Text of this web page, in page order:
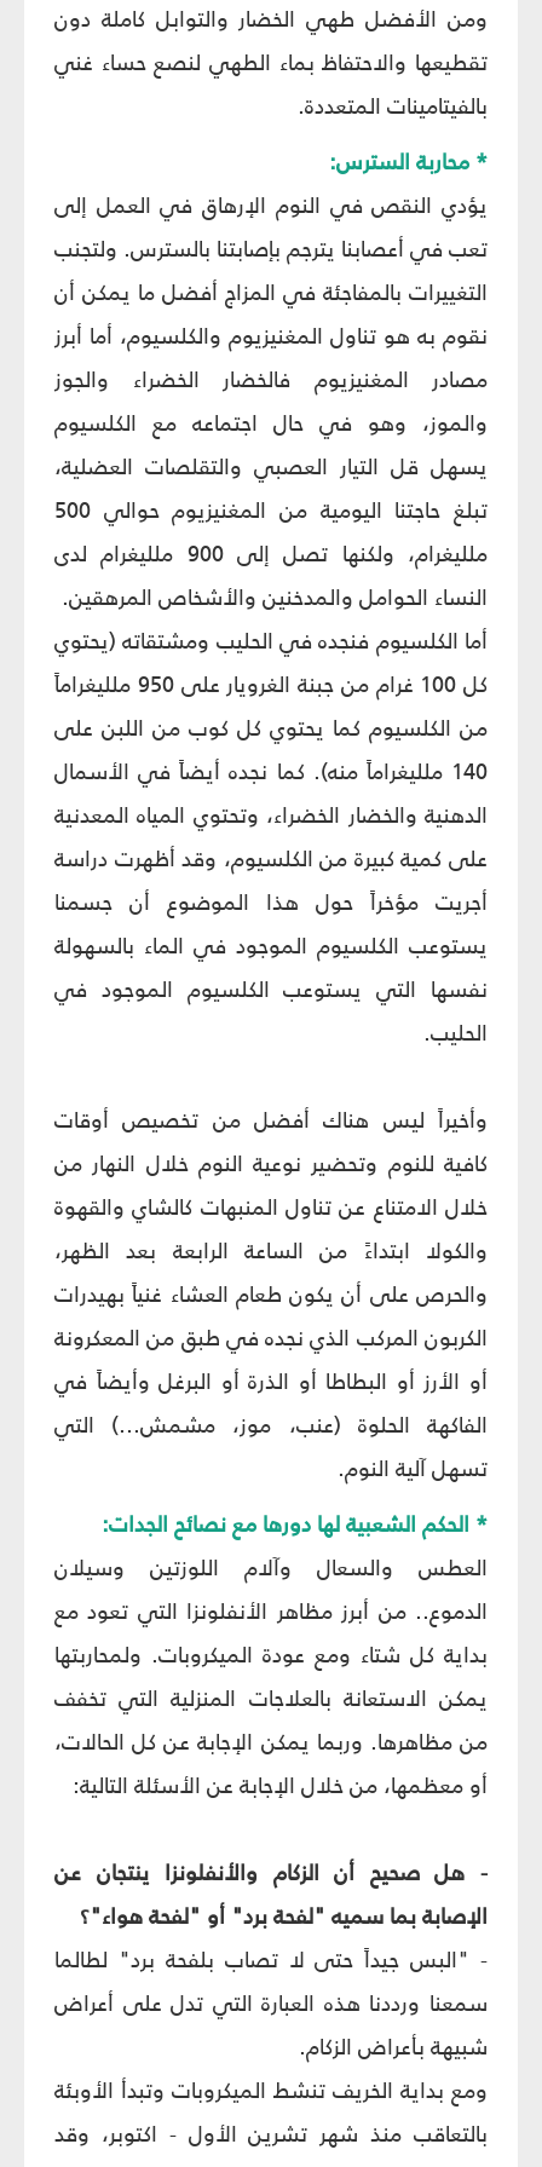
ومن الأفضل طهي الخضار والتوابل كاملة دون
تقطيعها والاحتفاظ بماء الطهي لنصع حساء غني
بالفيتامينات المتعددة.
* محاربة السترس:
يؤدي النقص في النوم الإرهاق في العمل إلى
تعب في أعصابنا يترجم بإصابتنا بالسترس. ولتجنب
التغييرات بالمفاجئة في المزاج أفضل ما يمكن أن
نقوم به هو تناول المغنيزيوم والكلسيوم، أما أبرز
مصادر المغنيزيوم فالخضار الخضراء والجوز
والموز، وهو في حال اجتماعه مع الكلسيوم
يسهل قل التيار العصبي والتقلصات العضلية،
تبلغ حاجتنا اليومية من المغنيزيوم حوالي 500
ملليغرام، ولكنها تصل إلى 900 ملليغرام لدى
النساء الحوامل والمدخنين والأشخاص المرهقين.
أما الكلسيوم فنجده في الحليب ومشتقاته (يحتوي
كل 100 غرام من جبنة الغرويار على 950 ملليغراماً
من الكلسيوم كما يحتوي كل كوب من اللبن على
140 ملليغراماً منه). كما نجده أيضاً في الأسمال
الدهنية والخضار الخضراء، وتحتوي المياه المعدنية
على كمية كبيرة من الكلسيوم، وقد أظهرت دراسة
أجريت مؤخراً حول هذا الموضوع أن جسمنا
يستوعب الكلسيوم الموجود في الماء بالسهولة
نفسها التي يستوعب الكلسيوم الموجود في
الحليب.
وأخيراً ليس هناك أفضل من تخصيص أوقات
كافية للنوم وتحضير نوعية النوم خلال النهار من
خلال الامتناع عن تناول المنبهات كالشاي والقهوة
والكولا ابتداءً من الساعة الرابعة بعد الظهر،
والحرص على أن يكون طعام العشاء غنياً بهيدرات
الكربون المركب الذي نجده في طبق من المعكرونة
أو الأرز أو البطاطا أو الذرة أو البرغل وأيضاً في
الفاكهة الحلوة (عنب، موز، مشمش...) التي
تسهل آلية النوم.
* الحكم الشعبية لها دورها مع نصائح الجدات:
العطس والسعال وآلام اللوزتين وسيلان
الدموع.. من أبرز مظاهر الأنفلونزا التي تعود مع
بداية كل شتاء ومع عودة الميكروبات. ولمحاربتها
يمكن الاستعانة بالعلاجات المنزلية التي تخفف
من مظاهرها. وربما يمكن الإجابة عن كل الحالات،
أو معظمها، من خلال الإجابة عن الأسئلة التالية:
- هل صحيح أن الزكام والأنفلونزا ينتجان عن
الإصابة بما سميه "لفحة برد" أو "لفحة هواء"؟
- "البس جيداً حتى لا تصاب بلفحة برد" لطالما
سمعنا ورددنا هذه العبارة التي تدل على أعراض
شبيهة بأعراض الزكام.
ومع بداية الخريف تنشط الميكروبات وتبدأ الأوبئة
بالتعاقب منذ شهر تشرين الأول - اكتوبر، وقد